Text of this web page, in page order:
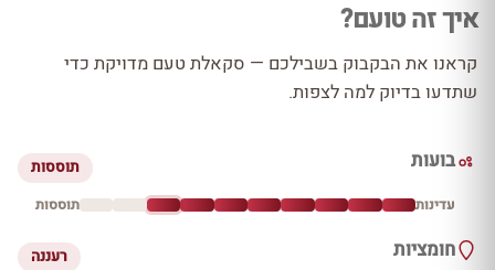
איך זה טועם?
קראנו את הבקבוק בשבילכם — סקאלת טעם מדויקת כדי
שתדעו בדיוק למה לצפות.
בועות תוססות
עדינות תוססות
חומציות רעננה